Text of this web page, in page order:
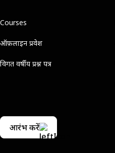
Courses
ऑफ़लाइन प्रवेश
विगत वर्षीय प्रश्न पत्र
आरंभ करें